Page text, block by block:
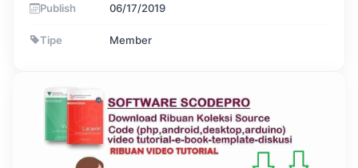
Publish 06/17/2019
Tipe Member